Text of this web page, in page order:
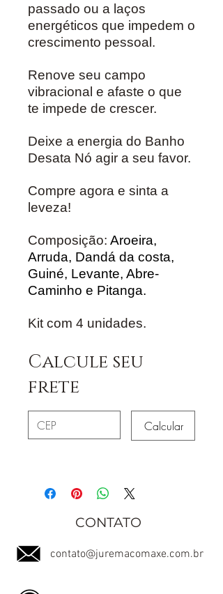
passado ou a laços
energéticos que impedem o
crescimento pessoal.
Renove seu campo
vibracional e afaste o que
te impede de crescer.
Deixe a energia do Banho
Desata Nó agir a seu favor.
Compre agora e sinta a
leveza!
Composição: Aroeira,
Arruda, Dandá da costa,
Guiné, Levante, Abre-
Caminho e Pitanga.
Kit com 4 unidades.
Calcule seu
frete
Calcular
CONTATO
contato@juremacomaxe.com.br